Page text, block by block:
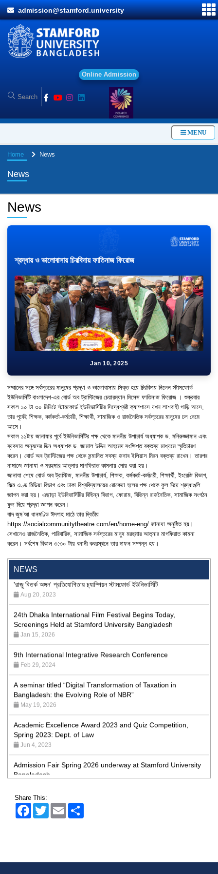
admission@stamford.university
Onl ine Ad mission
MENU
Home News
News
NEWS
"Professional Orientation" course of Batch 72 in the BBA
Program
'রাজু বিতর্ক অঙ্গন' প্রতিযোগিতায় চ্যাম্পিয়ন স্টামফোর্ড ইউনিভার্সিটি
Aug 20, 2023
24th Dhaka International Film Festival Begins Today,
Screenings Held at Stamford University Bangladesh
Jan 15, 2026
9th International Integrative Research Conference
Feb 29, 2024
A seminar titled “Digital Transformation of Taxation in
Bangladesh: the Evolving Role of NBR”
May 19, 2026
Academic Excellence Award 2023 and Quiz Competition,
Spring 2023: Dept. of Law
Jun 4, 2023
Admission Fair Spring 2026 underway at Stamford University
Bangladesh
Jan 4, 2026
Admission Fair Summer 2026 underway at Stamford
University Bangladesh
Jul 14, 2026
Share This:
FacebookTwitter Email
News
শ্রদ্ধায় ও ভালোবাসায় চিরবিদায় ফাতিনাজ ফিরোজ
Jan 10, 2025
সম্মানের সঙ্গে সর্বস্তরের মানুষের শ্রদ্ধা ও ভালোবাসায় সিক্ত হয়ে চিরবিদায় নিলেন স্টামফোর্ড
ইউনিভার্সিটি বাংলাদেশ-এর বোর্ড অব ট্রাস্টিজের চেয়ারম্যান মিসেস ফাতিনাজ ফিরোজ । শুক্রবার
সকাল ১০ টা ৩০ মিনিটে স্টামফোর্ড ইউনিভার্সিটির সিদ্ধেশ্বরী ক্যাম্পাসে যখন লাশবাহী গাড়ি আসে;
তার পূর্বেই শিক্ষক, কর্মকর্তা-কর্মচারী, শিক্ষার্থী, সামাজিক ও রাজনৈতিক সর্বস্তরের মানুষের ঢল নেমে
আসে।
সকাল ১১টায় জানাযার পূর্বে ইউনিভার্সিটির পক্ষ থেকে মাননীয় উপাচার্য অধ্যাপক ড. মনিরুজ্জামান এবং
ব্যবসায় অনুষদের ডিন অধ্যাপক ড. জামাল উদ্দিন আহমেদ সংক্ষিপ্ত বক্তব্য মাধ্যমে স্মৃতিচারণ
করেন। বোর্ড অব ট্রাস্টিজের পক্ষ থেকে সন্মানিত সদস্য জনাব ইলিয়াস মিরন বক্তব্য রাখেন। তারপর
নামাজে জানাযা ও মরহুমার আত্নার মাগফিরাত কামনায় দোয় করা হয়।
জানাযা শেষে বোর্ড অব ট্রাস্টিজ, মাননীয় উপাচার্য, শিক্ষক, কর্মকর্তা-কর্মচারী, শিক্ষার্থী, ইংরেজি বিভাগ,
ফিল্ম এণ্ড মিডিয়া বিভাগ এবং ঢাকা বিশ্ববিদ্যালয়ের রোকেয়া হলের পক্ষ থেকে ফুল দিয়ে শ্রদ্ধাঞ্জলি
জ্ঞাপন করা হয়। এছাড়া ইউনিভার্সিটির বিভিন্ন বিভাগ, ফোরাম, বিভিন্ন রাজনৈতিক, সামাজিক সংগঠন
ফুল দিয়ে শ্রদ্ধা জ্ঞাপন করেন।
বাদ জুম’আ ধানমণ্ডি ঈদগাহ মাঠে তার দ্বিতীয়
https://socialcommunitytheatre.com/en/home-eng/ জানাযা অনুষ্ঠিত হয়।
সেখানেও রাজনৈতিক, পারিবারিক, সামাজিক সর্বস্তরের মানুষ মরহুমার আত্নার মাগফিরাত কামনা
করেন। সর্বশেষ বিকাল ৩:৩০ টায় বনানী কবরস্থনে তার দাফন সম্পন্ন হয়।